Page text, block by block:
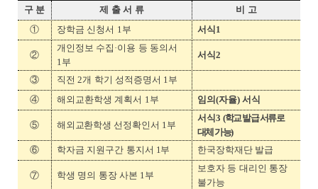
구 분 제 출 서 류
비 고
①
장학금 신청서 1부 서식 1
②
개인정보 수집 ·이용 등 동의서
1부
서식2
③ 직전2개 학기 성적증명서 1부
④
해외교환학생 계획서 1부 임의 (자율)서식
⑤ 해외교환학생 선정확인서 1부
서식3(학교 발급 서류로
대체 가능)
⑥
학자금 지원구간 통지서 1부 한국장학재단 발급
⑦ 학생 명의 통장 사본 1부
보호자 등 대리인 통장
불가능